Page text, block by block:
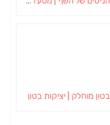
בטון מוחלק | יציקות בטון